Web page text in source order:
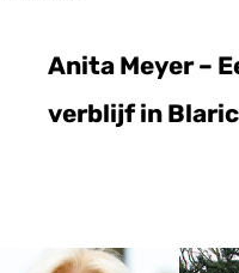
Anita Meyer –
verblijf in